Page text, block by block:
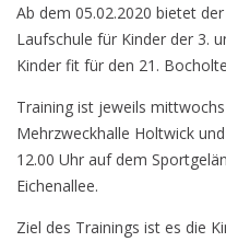
Ab dem 05.02.2020 bietet
Laufschule für Kinder der 3.
Kinder fit für den 21.
Training ist jeweils
Mehrzweckhalle Holtwick
12.00 Uhr auf dem
Eichenallee.
Ziel des Trainings ist es die